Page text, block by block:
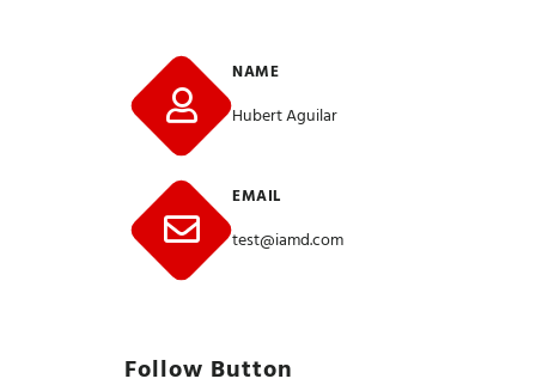
NAME
Hubert Aguilar
EMAIL
test@iamd.com
Follow Button